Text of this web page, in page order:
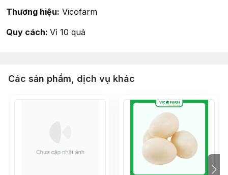
Thương hiệu: Vicofarm
Quy cách: Vỉ 10 quả
Các sản phẩm, dịch vụ khác